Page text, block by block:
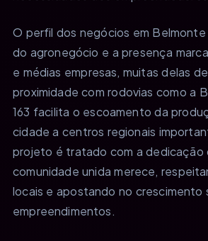
O perfil dos negócios em
do agronegócio e a presença
e médias empresas, muitas delas
proximidade com rodovias como a
163 facilita o escoamento da
cidade a centros regionais
projeto é tratado com a dedicação
comunidade unida merece,
locais e apostando no crescimento
empreendimentos.